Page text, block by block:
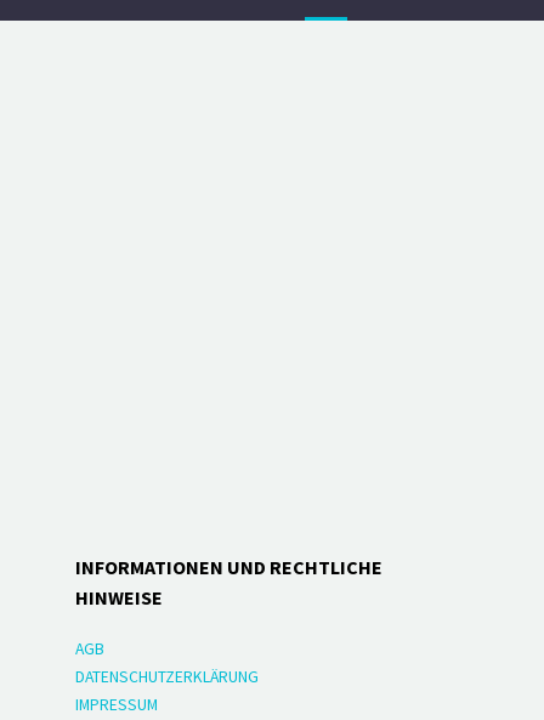
INFORMATIONEN UND RECHTLICHE
HINWEISE
AGB
DATENSCHUTZERKLÄRUNG
IMPRESSUM